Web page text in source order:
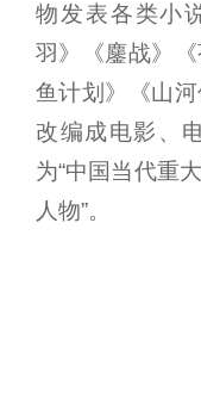
物发表各类小
羽》《鏖战》
鱼计划》《山
改编成电影、
为“中国当代重
人物”。